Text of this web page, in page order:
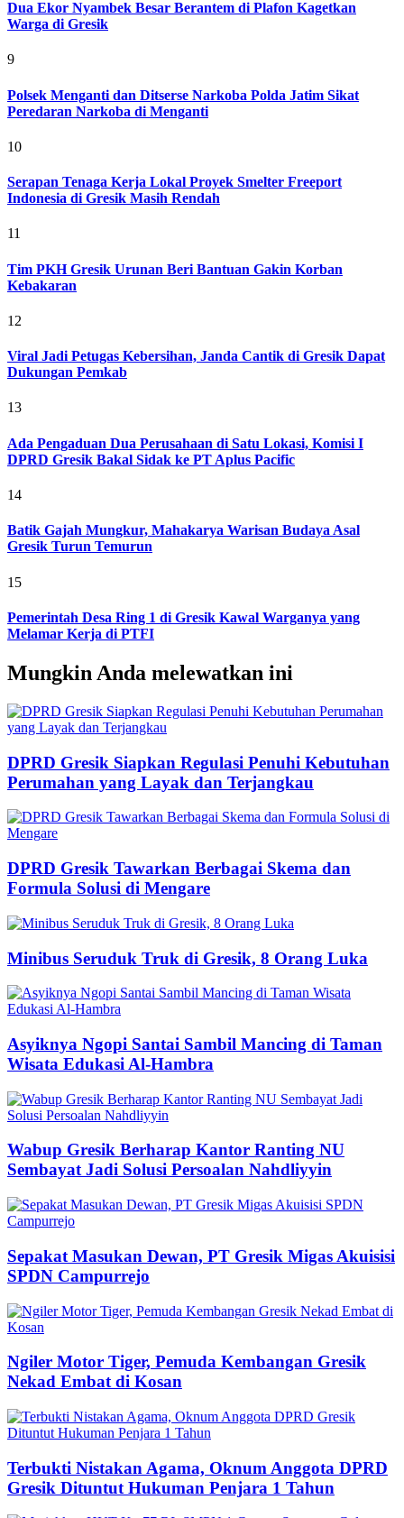
Dua Ekor Nyambek Besar Berantem di Plafon Kagetkan
Warga di Gresik
9
Polsek Menganti dan Ditserse Narkoba Polda Jatim Sikat
Peredaran Narkoba di Menganti
10
Serapan Tenaga Kerja Lokal Proyek Smelter Freeport
Indonesia di Gresik Masih Rendah
11
Tim PKH Gresik Urunan Beri Bantuan Gakin Korban
Kebakaran
12
Viral Jadi Petugas Kebersihan, Janda Cantik di Gresik Dapat
Dukungan Pemkab
13
Ada Pengaduan Dua Perusahaan di Satu Lokasi, Komisi I
DPRD Gresik Bakal Sidak ke PT Aplus Pacific
14
Batik Gajah Mungkur, Mahakarya Warisan Budaya Asal
Gresik Turun Temurun
15
Pemerintah Desa Ring 1 di Gresik Kawal Warganya yang
Melamar Kerja di PTFI
Mungkin Anda melewatkan ini
DPRD Gresik Siapkan Regulasi Penuhi Kebutuhan
Perumahan yang Layak dan Terjangkau
DPRD Gresik Tawarkan Berbagai Skema dan
Formula Solusi di Mengare
Minibus Seruduk Truk di Gresik, 8 Orang Luka
Asyiknya Ngopi Santai Sambil Mancing di Taman
Wisata Edukasi Al-Hambra
Wabup Gresik Berharap Kantor Ranting NU
Sembayat Jadi Solusi Persoalan Nahdliyyin
Sepakat Masukan Dewan, PT Gresik Migas Akuisisi
SPDN Campurrejo
Ngiler Motor Tiger, Pemuda Kembangan Gresik
Nekad Embat di Kosan
Terbukti Nistakan Agama, Oknum Anggota DPRD
Gresik Dituntut Hukuman Penjara 1 Tahun